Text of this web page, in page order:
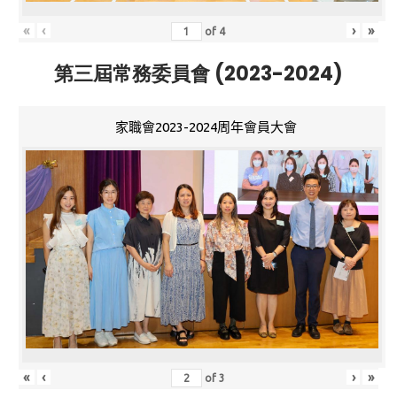
« ‹ of 4 › »
第三屆常務委員會 (2023-2024)
家職會2023-2024周年會員大會
« ‹ of3 › »